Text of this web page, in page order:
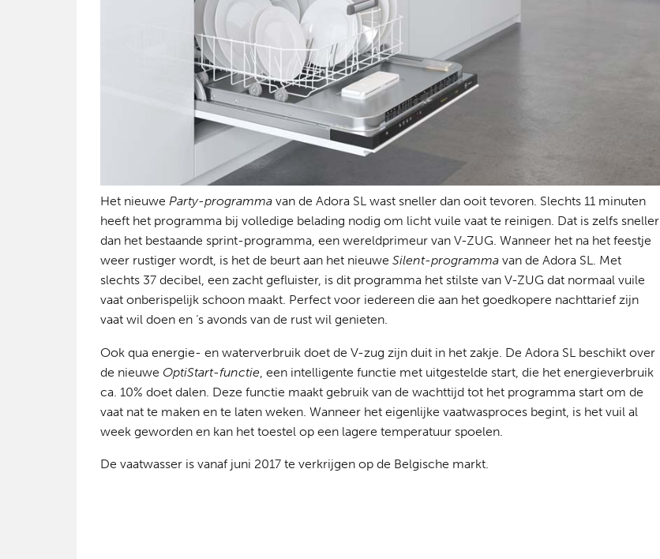
Het nieuwe Party-programma van de Adora SL wast sneller dan ooit tevoren. Slechts 11 minuten
heeft het programma bij volledige belading nodig om licht vuile vaat te reinigen. Dat is zelfs sneller
dan het bestaande sprint-programma, een wereldprimeur van V-ZUG. Wanneer het na het feestje
weer rustiger wordt, is het de beurt aan het nieuwe Silent-programma van de Adora SL. Met
slechts 37 decibel, een zacht gefluister, is dit programma het stilste van V-ZUG dat normaal vuile
vaat onberispelijk schoon maakt. Perfect voor iedereen die aan het goedkopere nachttarief zijn
vaat wil doen en ‘s avonds van de rust wil genieten.
Ook qua energie- en waterverbruik doet de V-zug zijn duit in het zakje. De Adora SL beschikt over
de nieuwe OptiStart-functie , een intelligente functie met uitgestelde start, die het energieverbruik
ca. 10% doet dalen. Deze functie maakt gebruik van de wachttijd tot het programma start om de
vaat nat te maken en te laten weken. Wanneer het eigenlijke vaatwasproces begint, is het vuil al
week geworden en kan het toestel op een lagere temperatuur spoelen.
De vaatwasser is vanaf juni 2017 te verkrijgen op de Belgische markt.